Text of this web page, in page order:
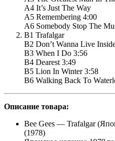
A4 It’s Just The Way
A5 Remembering 4:00
A6 Somebody Stop The
B1 Trafalgar
B2 Don’t Wanna Live
B3 When I Do 3:56
B4 Dearest 3:49
B5 Lion In Winter 3:58
B6 Walking Back To
Описание товара:
Bee Gees — Trafalgar
(1978)